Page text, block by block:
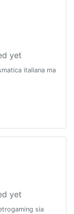
yet
italiana ma
yet
sia